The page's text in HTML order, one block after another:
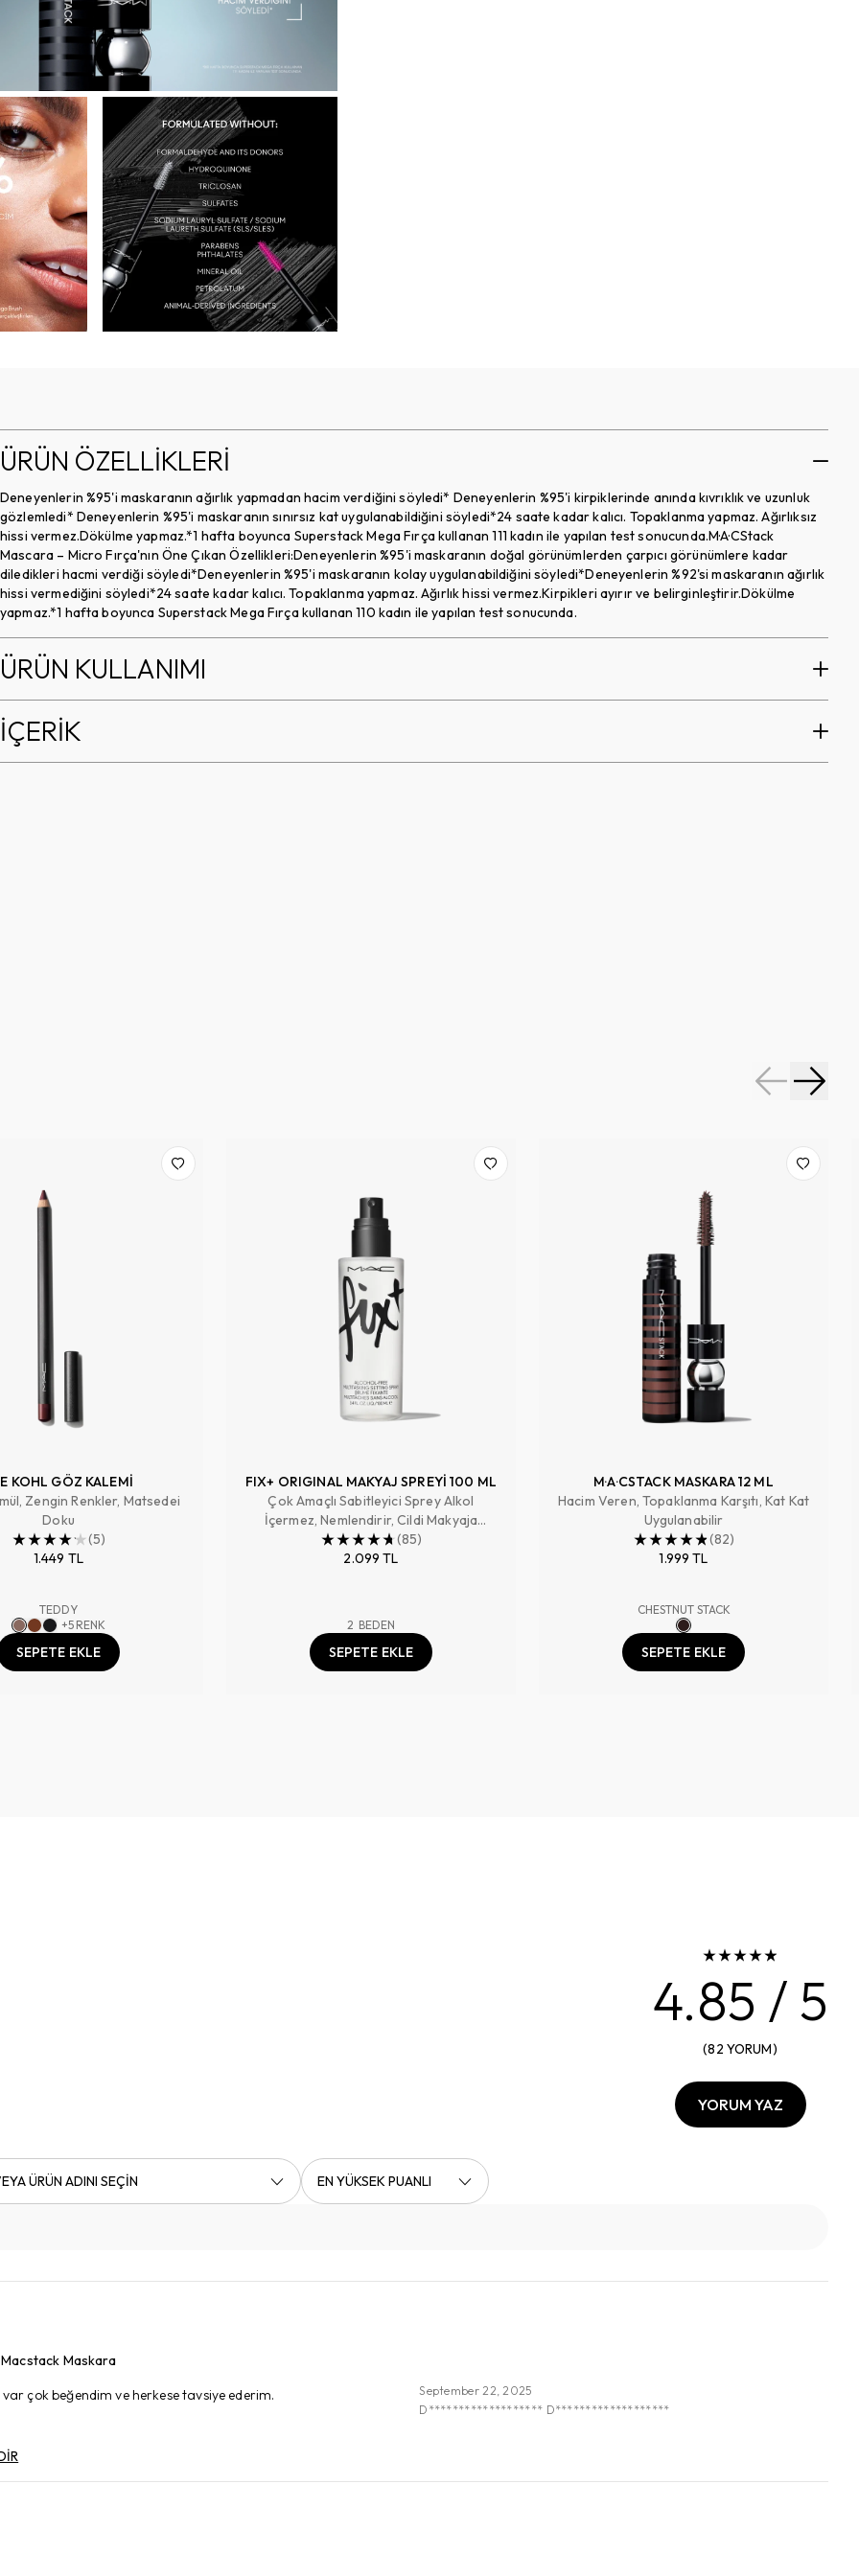
ÜRÜN ÖZELLİKLERİ
Deneyenlerin %95'i maskaranın ağırlık yapmadan hacim verdiğini söyledi* Deneyenlerin %95'i kirpiklerinde anında kıvrıklık ve uzunluk
gözlemledi* Deneyenlerin %95'i maskaranın sınırsız kat uygulanabildiğini söyledi*24 saate kadar kalıcı. Topaklanma yapmaz. Ağırlıksız
hissi vermez.Dökülme yapmaz.*1 hafta boyunca Superstack Mega Fırça kullanan 111 kadın ile yapılan test sonucunda.M·A·CStack
Mascara – Micro Fırça'nın Öne Çıkan Özellikleri:Deneyenlerin %95'i maskaranın doğal görünümlerden çarpıcı görünümlere kadar
diledikleri hacmi verdiği söyledi*Deneyenlerin %95'i maskaranın kolay uygulanabildiğini söyledi*Deneyenlerin %92'si maskaranın ağırlık
hissi vermediğini söyledi*24 saate kadar kalıcı. Topaklanma yapmaz. Ağırlık hissi vermez.Kirpikleri ayırır ve belirginleştirir.Dökülme
yapmaz.*1 hafta boyunca Superstack Mega Fırça kullanan 110 kadın ile yapılan test sonucunda.
ÜRÜN KULLANIMI
İÇERİK
KOHL GÖZ KALEMİ
Zengin Renkler, Matsedei
Doku
(5)
1.449 TL
TEDDY
+5 RENK
SEPETE EKLE
FIX+ ORIGINAL MAKYAJ SPREYİ 100 ML
Çok Amaçlı Sabitleyici Sprey Alkol
İçermez, Nemlendirir, Cildi Makyaja
Hazırlar, Makyajı Sabitler , Tazeler
(85)
2.099 TL
2 BEDEN
SEPETE EKLE
M·A·CSTACK MASKARA 12 ML
Hacim Veren, Topaklanma Karşıtı, Kat Kat
Uygulanabilir
(82)
1.999 TL
CHESTNUT STACK
SEPETE EKLE
4.85 / 5
(82 YORUM)
YORUM YAZ
ÜRÜN ADINI SEÇİN EN YÜKSEK PUANLI
Macstack Maskara
çok beğendim ve herkese tavsiye ederim.
September 22, 2025
D******************* D*******************